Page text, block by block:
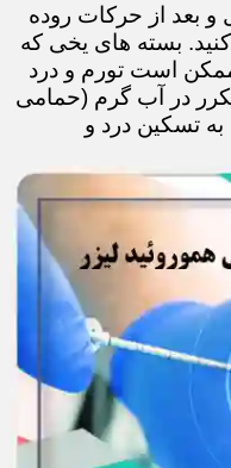
بعد از حرکات روده
بسته های یخی که
است تورم و درد
در آب گرم (حمامی
تسکین درد و